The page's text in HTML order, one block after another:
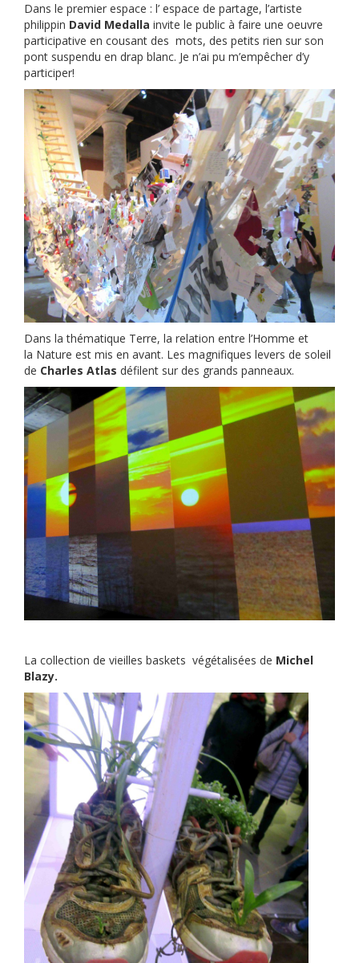
Dans le premier espace : l’ espace de partage, l’artiste
philippin David Medalla invite le public à faire une oeuvre
participative en cousant des mots, des petits rien sur son
pont suspendu en drap blanc. Je n’ai pu m’empêcher d’y
participer!
Dans la thématique Terre, la relation entre l’Homme et
la Nature est mis en avant. Les magnifiques levers de soleil
de Charles Atlas défilent sur des grands panneaux.
La collection de vieilles baskets végétalisées de Michel
Blazy.